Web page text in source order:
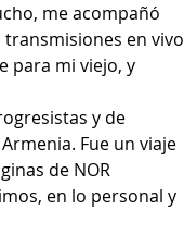
me acompañó
transmisiones en vivo
para mi viejo, y
y de
Fue un viaje
de NOR
en lo personal y